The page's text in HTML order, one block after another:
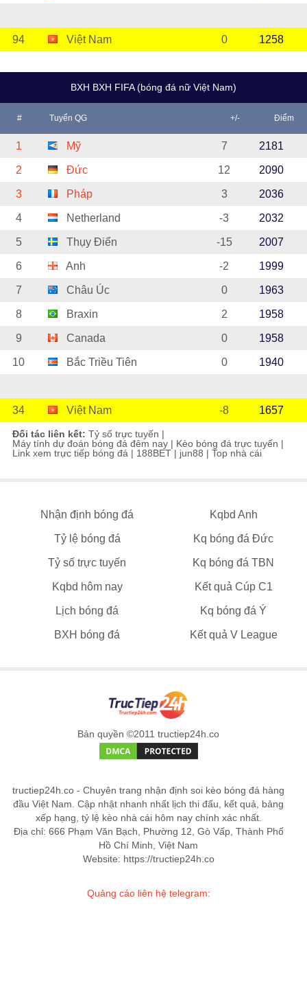
94 Việt Nam 0 1258
BXH BXH FIFA (bóng đá nữ Việt Nam)
# Tuyển QG +/- Điểm
1 Mỹ 7 2181
2 Đức 12 2090
3 Pháp 3 2036
4 Netherland -3 2032
5 Thụy Điển -15 2007
6 Anh -2 1999
7 Châu Úc 0 1963
8 Braxin 2 1958
9 Canada 0 1958
10 Bắc Triều Tiên 0 1940
34 Việt Nam -8 1657
Đối tác liên kết: Tỷ số trực tuyến |
Máy tính dự đoán bóng đá đêm nay | Kèo bóng đá trực tuyến |
Link xem trực tiếp bóng đá | 188BET | jun88 | Top nhà cái
Nhận định bóng đá Kqbd Anh
Tỷ lệ bóng đá Kq bóng đá Đức
Tỷ số trực tuyến Kq bóng đá TBN
Kqbd hôm nay Kết quả Cúp C1
Lịch bóng đá Kq bóng đá Ý
BXH bóng đá Kết quả V League
Bản quyền ©2011 tructiep24h.co
tructiep24h.co - Chuyên trang nhận định soi kèo bóng đá hàng
đầu Việt Nam. Cập nhật nhanh nhất lịch thi đấu, kết quả, bảng
xếp hạng, tỷ lệ kèo nhà cái hôm nay chính xác nhất.
Địa chỉ: 666 Phạm Văn Bạch, Phường 12, Gò Vấp, Thành Phố
Hồ Chí Minh, Việt Nam
Website: https://tructiep24h.co
Quảng cáo liên hệ telegram: